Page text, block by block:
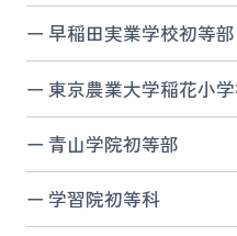
早稲田実業学校初等部
東京農業大学稲花小
青山学院初等部
学習院初等科